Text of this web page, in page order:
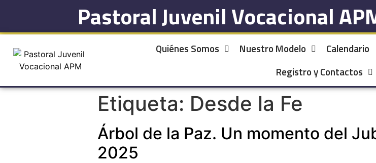
Pastoral Juvenil Vocacional
Quiénes Somos Nuestro Modelo Calendario
Registro y Contactos
Etiqueta: Desde la Fe
Árbol de la Paz. Un momento del
2025